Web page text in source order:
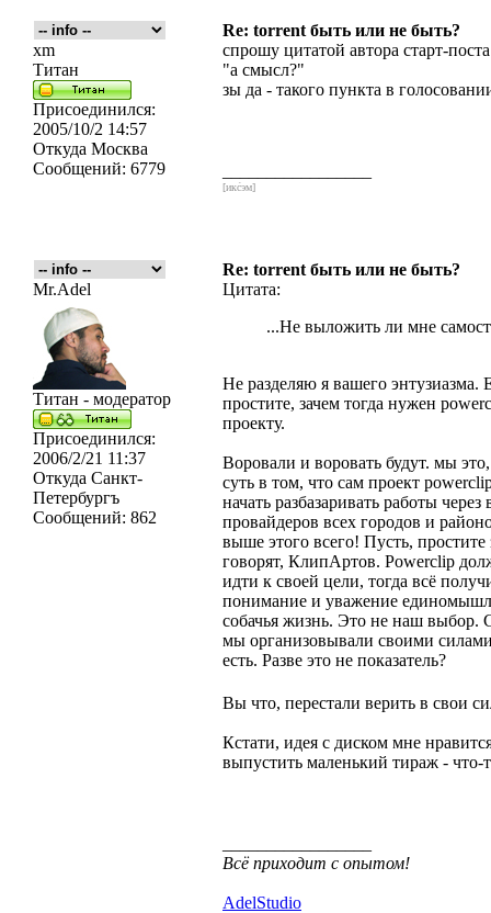
Re: torrent быть или не быть?
xm
Титан
Присоединился:
2005/10/2 14:57
Откуда Москва
Сообщений: 6779
спрошу цитатой автора старт-поста
"а смысл?"
зы да - такого пункта в
[икс́эм]
Re: torrent быть или не быть?
Mr.Adel
Титан - модератор
Присоединился:
2006/2/21 11:37
Откуда Санкт-
Петербургъ
Сообщений: 862
Цитата:
...Не выложить ли мне
Не разделяю я вашего
простите, зачем тогда нужен
проекту.
Воровали и воровать будут. мы
суть в том, что сам проект
начать разбазаривать работы
провайдеров всех городов и
выше этого всего! Пусть, простите
говорят, КлипАртов. Powerclip
идти к своей цели, тогда всё
понимание и уважение
собачья жизнь. Это не наш выбор.
мы организовывали своими
есть. Разве это не показатель?
Вы что, перестали верить в свои
Кстати, идея с диском мне
выпустить маленький тираж - что-
Всё приходит с опытом!
AdelStudio